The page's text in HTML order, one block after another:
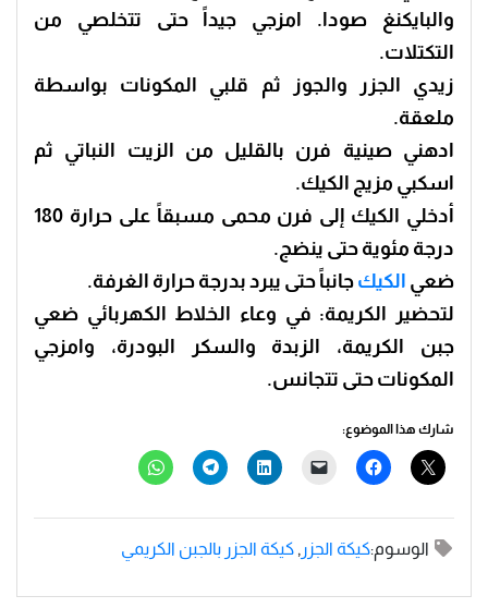
والبايكنغ صودا. امزجي جيداً حتى تتخلصي من
التكتلات.
زيدي الجزر والجوز ثم قلبي المكونات بواسطة
ملعقة.
ادهني صينية فرن بالقليل من الزيت النباتي ثم
اسكبي مزيج الكيك.
أدخلي الكيك إلى فرن محمى مسبقاً على حرارة 180
درجة مئوية حتى ينضج.
ضعي الكيك جانباً حتى يبرد بدرجة حرارة الغرفة.
لتحضير الكريمة: في وعاء الخلاط الكهربائي ضعي
جبن الكريمة، الزبدة والسكر البودرة، وامزجي
المكونات حتى تتجانس.
شارك هذا الموضوع:
الوسوم:كيكة الجزر , كيكة الجزر بالجبن الكريمي